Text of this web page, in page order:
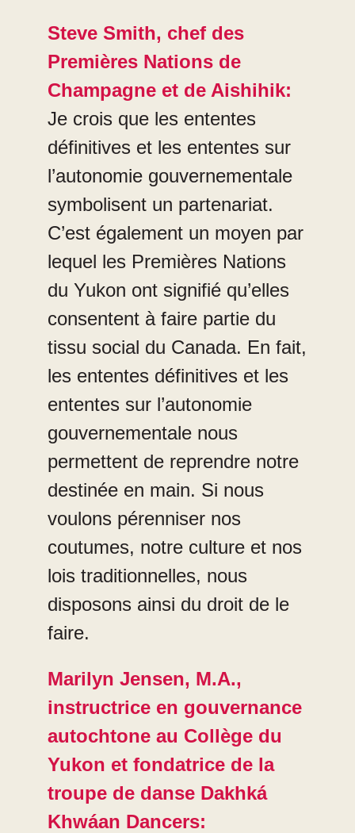
Steve Smith, chef des
Premières Nations de
Champagne et de Aishihik:
Je crois que les ententes
définitives et les ententes sur
l’autonomie gouvernementale
symbolisent un partenariat.
C’est également un moyen par
lequel les Premières Nations
du Yukon ont signifié qu’elles
consentent à faire partie du
tissu social du Canada. En fait,
les ententes définitives et les
ententes sur l’autonomie
gouvernementale nous
permettent de reprendre notre
destinée en main. Si nous
voulons pérenniser nos
coutumes, notre culture et nos
lois traditionnelles, nous
disposons ainsi du droit de le
faire.
Marilyn Jensen, M.A.,
instructrice en gouvernance
autochtone au Collège du
Yukon et fondatrice de la
troupe de danse Dakhká
Khwáan Dancers: